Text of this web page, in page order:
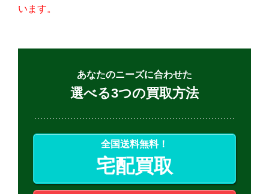
います。
あなたのニーズに合わせた
選べる3つの買取方法
全国送料無料！
宅配買取